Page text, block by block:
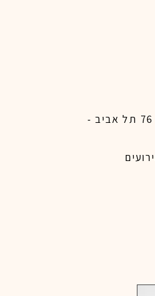
שימו לב ! מינימום הזמנת משלוח באתר לכל האיזורים האפשריים 450 ש״ח ו200 ש״ח מינימום לאיסוף - כתובת פרישמן 76 תל אביב -